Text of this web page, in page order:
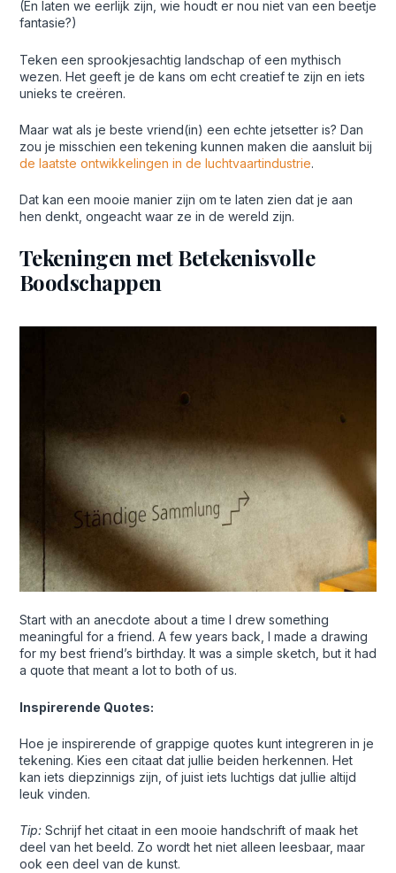
(En laten we eerlijk zijn, wie houdt er nou niet van een beetje
fantasie?)
Teken een sprookjesachtig landschap of een mythisch
wezen. Het geeft je de kans om echt creatief te zijn en iets
unieks te creëren.
Maar wat als je beste vriend(in) een echte jetsetter is? Dan
zou je misschien een tekening kunnen maken die aansluit bij
de laatste ontwikkelingen in de luchtvaartindustrie.
Dat kan een mooie manier zijn om te laten zien dat je aan
hen denkt, ongeacht waar ze in de wereld zijn.
Tekeningen met Betekenisvolle
Boodschappen
Start with an anecdote about a time I drew something
meaningful for a friend. A few years back, I made a drawing
for my best friend’s birthday. It was a simple sketch, but it had
a quote that meant a lot to both of us.
Inspirerende Quotes:
Hoe je inspirerende of grappige quotes kunt integreren in je
tekening. Kies een citaat dat jullie beiden herkennen. Het
kan iets diepzinnigs zijn, of juist iets luchtigs dat jullie altijd
leuk vinden.
Tip:Schrijf het citaat in een mooie handschrift of maak het
deel van het beeld. Zo wordt het niet alleen leesbaar, maar
ook een deel van de kunst.